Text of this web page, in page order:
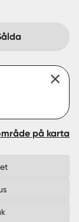
på karta